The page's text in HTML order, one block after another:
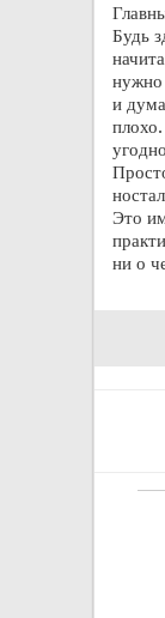
Будь
нужно
и
Это
ни о